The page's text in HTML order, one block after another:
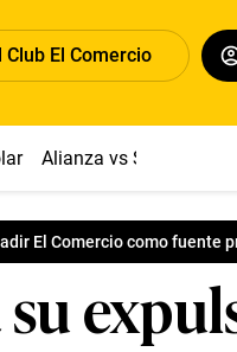
Club El Comercio
Alianza vs Sport Boys
El Comercio como fuente
su